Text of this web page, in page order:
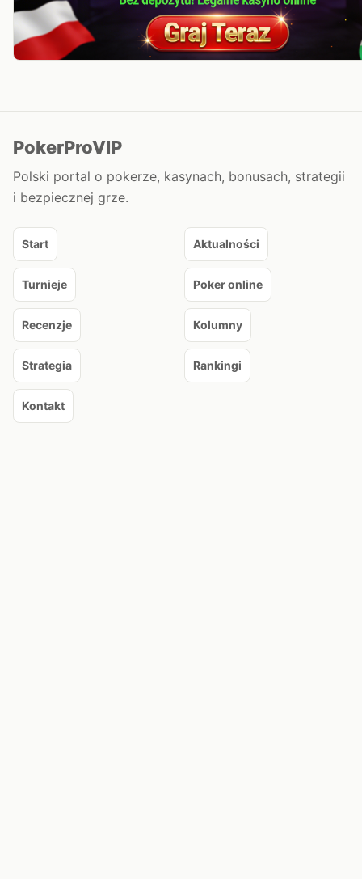
PokerProVIP
Polski portal o pokerze, kasynach, bonusach, strategii
i bezpiecznej grze.
Start Aktualności
Turnieje Poker online
Recenzje Kolumny
Strategia Rankingi
Kontakt